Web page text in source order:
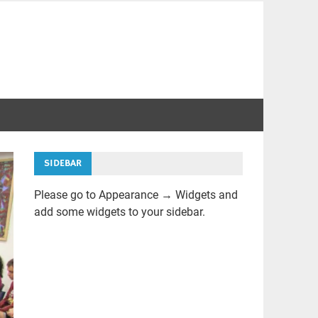
SIDEBAR
Please go to Appearance → Widgets and
add some widgets to your sidebar.